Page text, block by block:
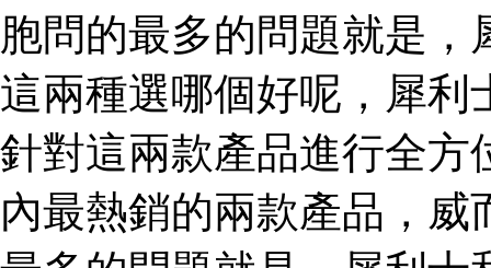
胞問的最多的問題就是
這兩種選哪個好呢，犀利
針對這兩款產品進行全方
內最熱銷的兩款產品，